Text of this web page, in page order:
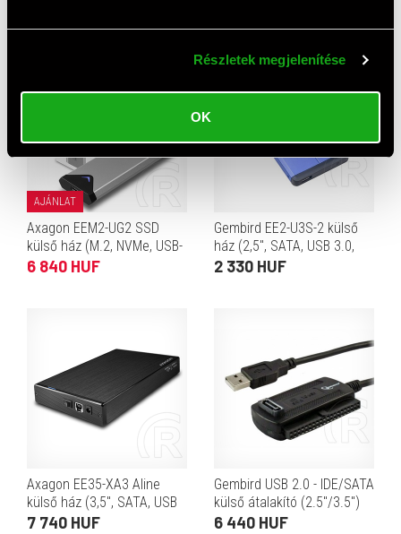
Részletek megjelenítése
OK
AJÁNLAT
Axagon EEM2-UG2 SSD
külső ház (M.2, NVMe, USB-
C, fekete)
6 840 HUF
Gembird EE2-U3S-2 külső
ház (2,5", SATA, USB 3.0,
kék)
2 330 HUF
Axagon EE35-XA3 Aline
külső ház (3,5", SATA, USB
3.0, fekete)
7 740 HUF
Gembird USB 2.0 - IDE/SATA
külső átalakító (2.5"/3.5")
6 440 HUF